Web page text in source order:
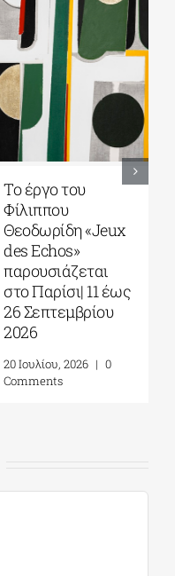
Το έργο του
Φίλιππου
Θεοδωρίδη «Jeux
des Echos»
παρουσιάζεται
στο Παρίσι| 11 έως
26 Σεπτεμβρίου
2026
20 Ιουλίου, 2026 | 0
Comments